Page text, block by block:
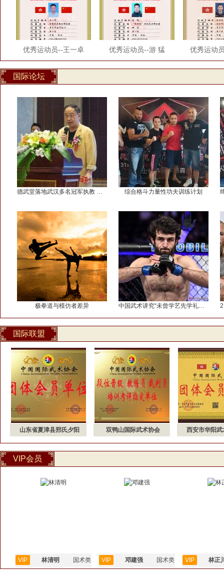
优秀运动员--王一卓 优秀运动员--游 猛 优秀运动
国际论坛
综合格斗力量性功夫训练计划
极拳道与模仿者差异
国际联盟
山东省夏津县邢氏夕阳 双鸭山国际武术协会 西安市华阳武
VIP会员
VIP 林清明 国术类 VIP 邓建强 国术类 VIP 林正